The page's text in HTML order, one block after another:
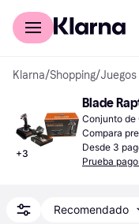
Comprar con Klarna
Klarna/Shopping/
+3
Blade
Conjunto de
Compara
Desde 3
Prueba
Recomendado